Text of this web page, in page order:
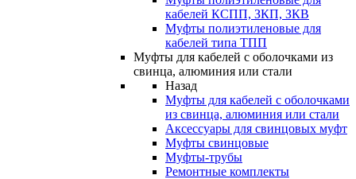
кабелей КСПП, ЗКП, ЗКВ
Муфты полиэтиленовые для
кабелей типа ТПП
Муфты для кабелей с оболочками из
свинца, алюминия или стали
Назад
Муфты для кабелей с оболочками
из свинца, алюминия или стали
Аксессуары для свинцовых муфт
Муфты свинцовые
Муфты-трубы
Ремонтные комплекты